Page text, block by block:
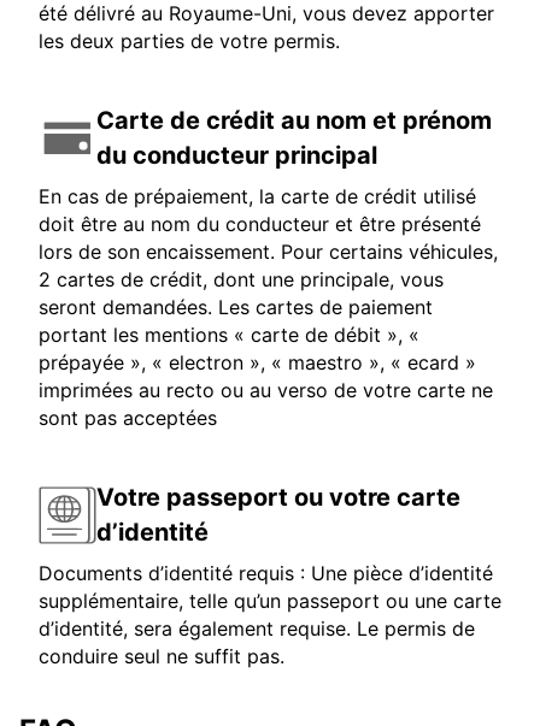
été délivré au Royaume-Uni, vous devez apporter
les deux parties de votre permis.
Carte de crédit au nom et prénom
du conducteur principal
En cas de prépaiement, la carte de crédit utilisé
doit être au nom du conducteur et être présenté
lors de son encaissement. Pour certains véhicules,
2 cartes de crédit, dont une principale, vous
seront demandées. Les cartes de paiement
portant les mentions « carte de débit », «
prépayée », « electron », « maestro », « ecard »
imprimées au recto ou au verso de votre carte ne
sont pas acceptées
Votre passeport ou votre carte
d’identité
Documents d’identité requis : Une pièce d’identité
supplémentaire, telle qu’un passeport ou une carte
d’identité, sera également requise. Le permis de
conduire seul ne suffit pas.